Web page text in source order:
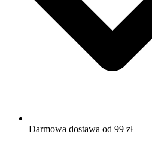
Darmowa dostawa od 99 zł